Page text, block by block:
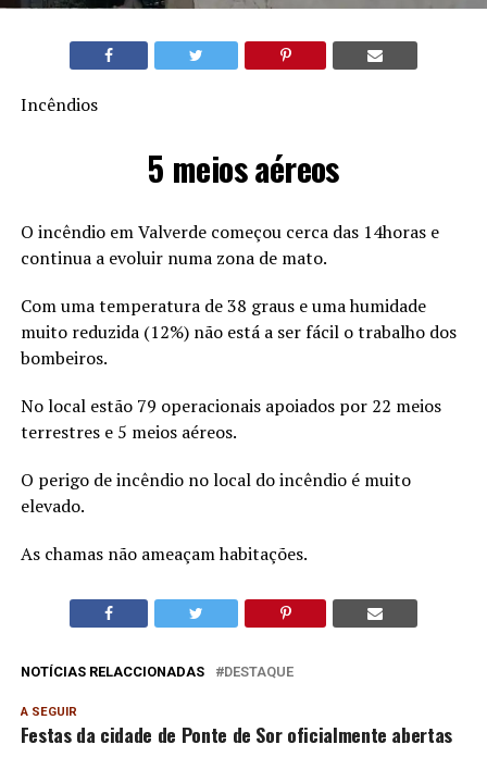
Incêndios
5 meios aéreos
O incêndio em Valverde começou cerca das 14horas e
continua a evoluir numa zona de mato.
Com uma temperatura de 38 graus e uma humidade
muito reduzida (12%) não está a ser fácil o trabalho dos
bombeiros.
No local estão 79 operacionais apoiados por 22 meios
terrestres e 5 meios aéreos.
O perigo de incêndio no local do incêndio é muito
elevado.
As chamas não ameaçam habitações.
NOTÍCIAS RELACCIONADAS DESTAQUE
A SEGUIR
Festas da cidade de Ponte de Sor oficialmente abertas